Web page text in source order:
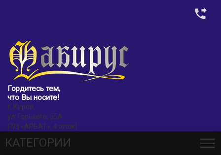
Гордитесь тем,
что Вы носите!
г. Киров,
ул. Горького, 55А
(ТЦ «АРБАТ», 4 этаж)
КАТЕГОРИИ